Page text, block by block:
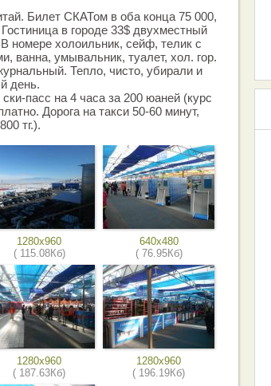
Билет СКАТом в оба конца 75 000,
в городе 33$ двухместный
номере холоильник, сейф, телик с
ванна, умывальник, туалет, хол. гор.
Тепло, чисто, убирали и
день.
пасс на 4 часа за 200 юаней (курс
Дорога на такси 50-60 минут,
тг.).
1280x960
( 115.08Кб)
640x480
( 76.95Кб)
1280x960
( 187.63Кб)
1280x960
( 196.19Кб)